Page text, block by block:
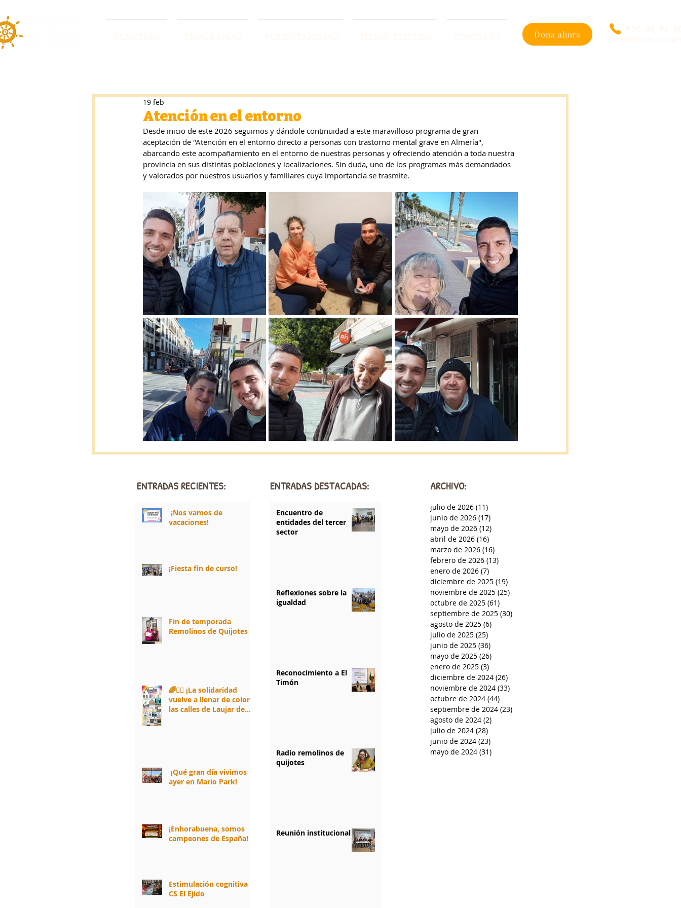
Dona ahora
Atención en el entorno
19 feb
Desde inicio de este 2026 seguimos y dándole continuidad a este maravilloso programa de gran
aceptación de "Atención en el entorno directo a personas con trastorno mental grave en Almería",
abarcando este acompañamiento en el entorno de nuestras personas y ofreciendo atención a toda nuestra
provincia en sus distintas poblaciones y localizaciones. Sin duda, uno de los programas más demandados
y valorados por nuestros usuarios y familiares cuya importancia se trasmite.
ENTRADAS RECIENTES:
¡Nos vamos de
vacaciones!
¡Fiesta fin de curso!
Fin de temporada
Remolinos de Quijotes
🌈🏃‍♀️ ¡La solidaridad
vuelve a llenar de color
las calles de Laujar de
¡Qué gran día vivimos
ayer en Mario Park!
¡Enhorabuena, somos
campeones de España!
Estimulación cognitiva :
CS El Ejido
ENTRADAS DESTACADAS:
Encuentro de
entidades del tercer
sector
Reflexiones sobre la
igualdad
Reconocimiento a El
Timón
Radio remolinos de
quijotes
Reunión institucional
ARCHIVO:
julio de 2026 (11)
junio de 2026 (17)
mayo de 2026 (12)
abril de 2026 (16)
marzo de 2026 (16)
febrero de 2026 (13)
enero de 2026 (7)
diciembre de 2025 (19)
noviembre de 2025 (25)
octubre de 2025 (61)
septiembre de 2025 (30)
agosto de 2025 (6)
julio de 2025 (25)
junio de 2025 (36)
mayo de 2025 (26)
enero de 2025 (3)
diciembre de 2024 (26)
noviembre de 2024 (33)
octubre de 2024 (44)
septiembre de 2024 (23)
agosto de 2024 (2)
julio de 2024 (28)
junio de 2024 (23)
mayo de 2024 (31)